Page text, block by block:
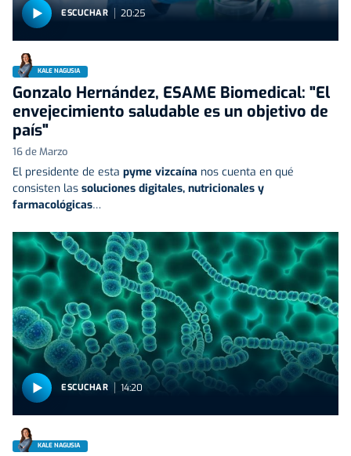
ESCUCHAR 20:25
KALE NAGUSIA
Gonzalo Hernández, ESAME Biomedical: "El
envejecimiento saludable es un objetivo de
país"
16 de Marzo
El presidente de esta pyme vizcaína nos cuenta en qué
consisten las soluciones digitales, nutricionales y
farmacológicas…
ESCUCHAR 14:20
KALE NAGUSIA